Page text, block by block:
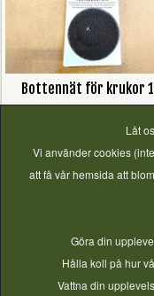
Bottennät för krukor
49,00 krLåt
Vi använder cookies
att få vår hemsida att
Göra din
Hålla koll på hur
Vattna din